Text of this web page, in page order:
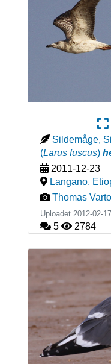
Sildemåge,
(Larus fuscus)
2011-12-23
Langano,
Thomas
Uploadet 2012-02-
5 2784